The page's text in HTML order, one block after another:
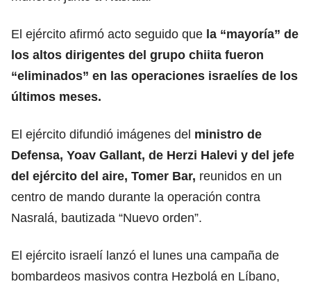
El ejército afirmó acto seguido que la “mayoría” de
los altos dirigentes del grupo chiita fueron
“eliminados” en las operaciones israelíes de los
últimos meses.
El ejército difundió imágenes del ministro de
Defensa, Yoav Gallant, de Herzi Halevi y del jefe
del ejército del aire, Tomer Bar, reunidos en un
centro de mando durante la operación contra
Nasralá, bautizada “Nuevo orden”.
El ejército israelí lanzó el lunes una campaña de
bombardeos masivos contra Hezbolá en Líbano,